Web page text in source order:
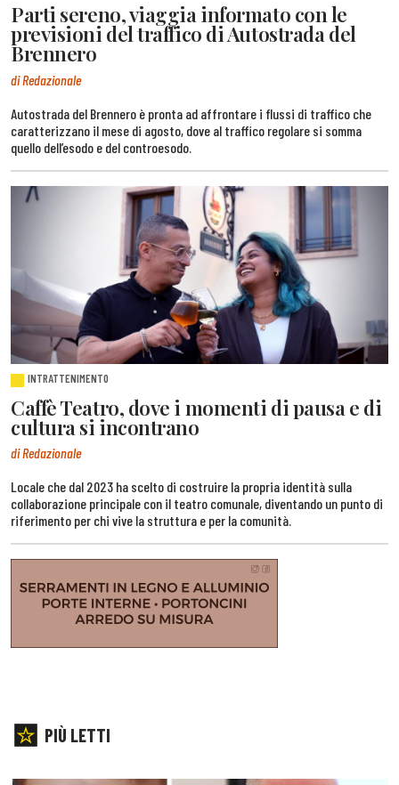
Parti sereno, viaggia informato con le
previsioni del traffico di Autostrada del
Brennero
di Redazionale
Autostrada del Brennero è pronta ad affrontare i flussi di traffico che
caratterizzano il mese di agosto, dove al traffico regolare si somma
quello dell’esodo e del controesodo.
INTRATTENIMENTO
Caffè Teatro, dove i momenti di pausa e di
cultura si incontrano
di Redazionale
Locale che dal 2023 ha scelto di costruire la propria identità sulla
collaborazione principale con il teatro comunale, diventando un punto di
riferimento per chi vive la struttura e per la comunità.
PIÙ LETTI